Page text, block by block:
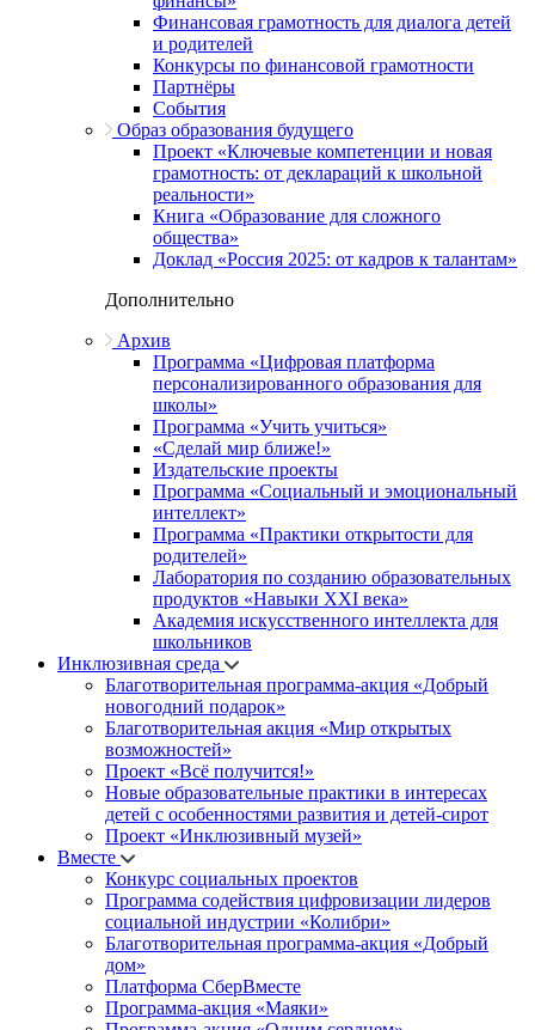
Финансовая грамотность для диалога детей
и родителей
Конкурсы по финансовой грамотности
Партнёры
События
Образ образования будущего
Проект «Ключевые компетенции и новая
грамотность: от деклараций к школьной
реальности»
Книга «Образование для сложного
общества»
Доклад «Россия 2025: от кадров к талантам»
Дополнительно
Архив
Программа «Цифровая платформа
персонализированного образования для
школы»
Программа «Учить учиться»
«Сделай мир ближе!»
Издательские проекты
Программа «Социальный и эмоциональный
интеллект»
Программа «Практики открытости для
родителей»
Лаборатория по созданию образовательных
продуктов «Навыки XXI века»
Академия искусственного интеллекта для
школьников
Инклюзивная среда
Благотворительная программа-акция «Добрый
новогодний подарок»
Благотворительная акция «Мир открытых
возможностей»
Проект «Всё получится!»
Новые образовательные практики в интересах
детей с особенностями развития и детей-сирот
Проект «Инклюзивный музей»
Вместе
Конкурс социальных проектов
Программа содействия цифровизации лидеров
социальной индустрии «Колибри»
Благотворительная программа-акция «Добрый
дом»
Платформа СберВместе
Программа-акция «Маяки»